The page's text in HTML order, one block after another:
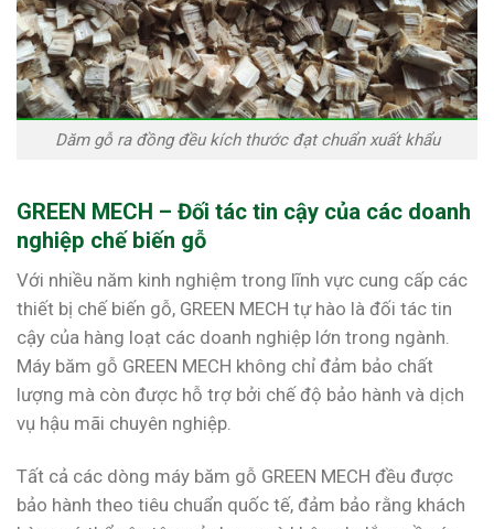
Dăm gỗ ra đồng đều kích thước đạt chuẩn xuất khẩu
GREEN MECH – Đối tác tin cậy của các doanh
nghiệp chế biến gỗ
Với nhiều năm kinh nghiệm trong lĩnh vực cung cấp các
thiết bị chế biến gỗ, GREEN MECH tự hào là đối tác tin
cậy của hàng loạt các doanh nghiệp lớn trong ngành.
Máy băm gỗ GREEN MECH không chỉ đảm bảo chất
lượng mà còn được hỗ trợ bởi chế độ bảo hành và dịch
vụ hậu mãi chuyên nghiệp.
Tất cả các dòng máy băm gỗ GREEN MECH đều được
bảo hành theo tiêu chuẩn quốc tế, đảm bảo rằng khách